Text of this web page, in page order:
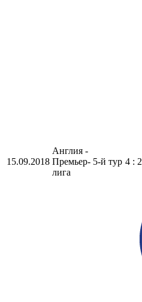
15.09.2018
Англия -
Премьер-
лига
5-й тур 4 : 2